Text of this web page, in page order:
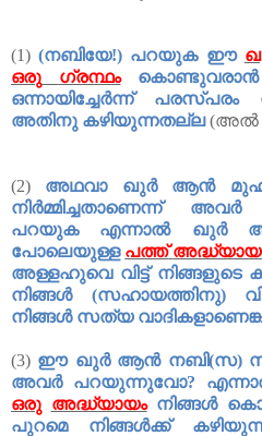
(1)(നബിയേ!) പറയുക ഈ
ഒരു
ഗ്രന്ഥം കൊണ്ടുവരാൻ
ഒന്നായിച്ചേർന്ന്
പരസ്പരം
അതിനു കഴിയുന്നതല്ല(അൽ
(2) അഥവാ ഖുർ ആൻ
നിർമ്മിച്ചതാണെന്ന്
അവർ
പറയുക
എന്നാൽ ഖുർ
പോലെയുള്ള പത്ത്
അള്ളഹുവെ വിട്ട് നിങ്ങളുടെ
നിങ്ങൾ(സഹായത്തിനു)
നിങ്ങൾ സത്യ
(3) ഈ ഖുർ ആൻ നബി(സ)
അവർ
പറയുന്നുവോ?
ഒരു അദ്ധ്യായം നിങ്ങൾ
പുറമെ
നിങ്ങൾക്ക്